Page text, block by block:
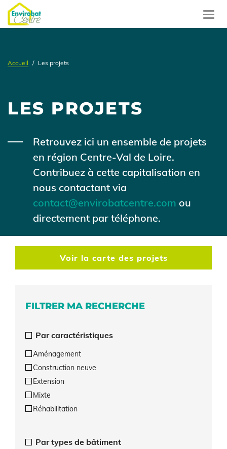
Aller
au
contenu
Accueil Les projets
LES PROJETS
Contenu
Retrouvez ici un ensemble de projets
en région Centre-Val de Loire.
Contribuez à cette capitalisation en
nous contactant via
contact@envirobatcentre.com ou
directement par téléphone.
Voir la carte des projets
FILTRER MA RECHERCHE
Par caractéristiques
Aménagement
Construction neuve
Extension
Mixte
Réhabilitation
Par types de bâtiment